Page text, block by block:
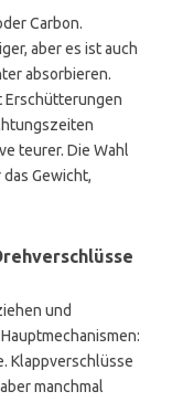
Carbon.
aber es ist auch
absorbieren.
Erschütterungen
teurer. Die Wahl
Gewicht,
und
Klappverschlüsse
manchmal